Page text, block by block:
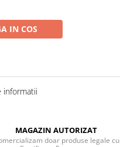
IN COS
informatii
MAGAZIN AUTORIZAT
doar produse legale cu